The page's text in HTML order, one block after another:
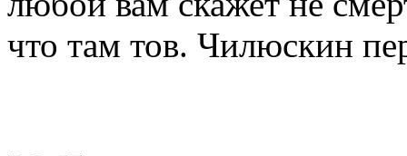
что там тов. Чилюскин